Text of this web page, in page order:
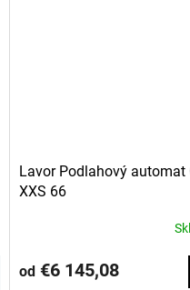
Lavor Podlahový automat
XXS 66
od€6 145,08